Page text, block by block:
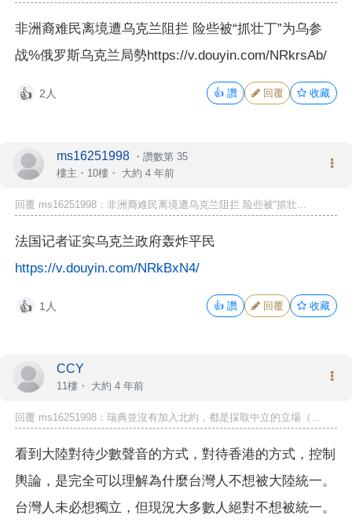
非洲裔难民离境遭乌克兰阻拦 险些被“抓壮丁”为乌参
战%俄罗斯乌克兰局勢https://v.douyin.com/NRkrsAb/
👍 2人 👍 讚 回覆 收藏
ms16251998 ・ 讚數第 35
樓主 ・10樓・ 大約 4 年前
回覆 ms16251998：非洲裔难民离境遭乌克兰阻拦 险些被“抓壮...
法国记者证实乌克兰政府轰炸平民
https://v.douyin.com/NRkBxN4/
👍 1人 👍 讚 回覆 收藏
CCY
11樓・ 大約 4 年前
回覆 ms16251998：瑞典並沒有加入北約，都是採取中立的立場（...
看到大陸對待少數聲音的方式，對待香港的方式，控制
輿論，是完全可以理解為什麼台灣人不想被大陸統一。
台灣人未必想獨立，但現況大多數人絕對不想被統一。